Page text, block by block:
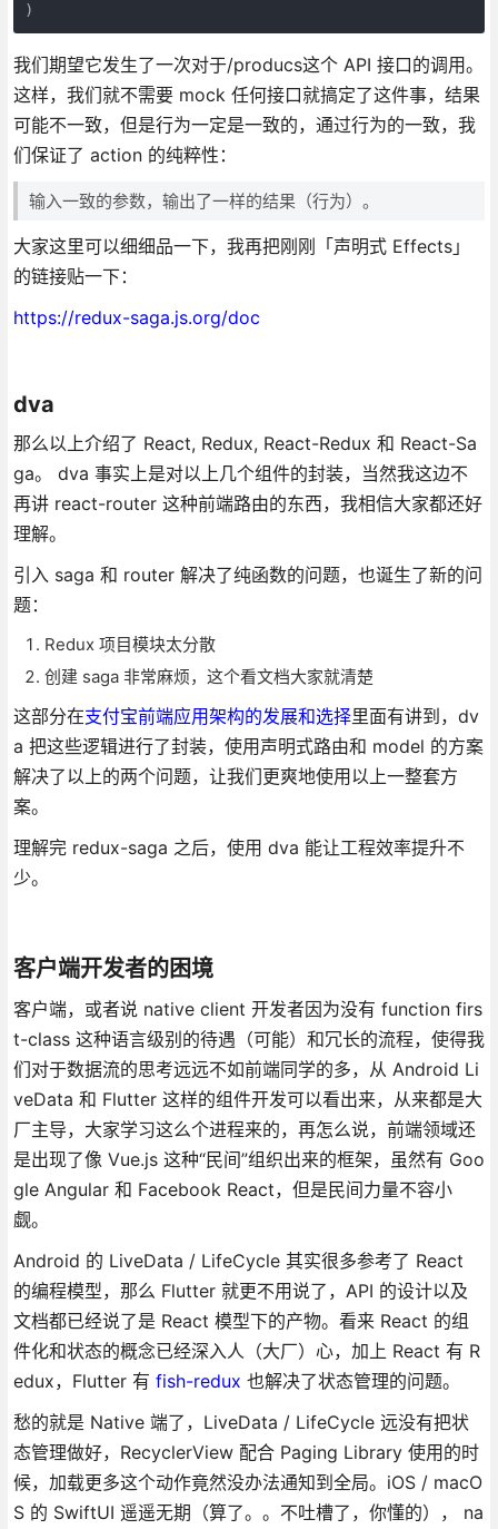
)
我们期望它发生了一次对于/producs这个 API 接口的调用。
这样，我们就不需要 mock 任何接口就搞定了这件事，结果
可能不一致，但是行为一定是一致的，通过行为的一致，我
们保证了 action 的纯粹性：
输入一致的参数，输出了一样的结果（行为）。
大家这里可以细细品一下，我再把刚刚「声明式 Effects」
的链接贴一下：
https://redux-saga.js.org/doc
dva
那么以上介绍了 React, Redux, React-Redux 和 React-Sa
ga。 dva 事实上是对以上几个组件的封装，当然我这边不
再讲 react-router 这种前端路由的东西，我相信大家都还好
理解。
引入 saga 和 router 解决了纯函数的问题，也诞生了新的问
题：
Redux 项目模块太分散
创建 saga 非常麻烦，这个看文档大家就清楚
这部分在支付宝前端应用架构的发展和选择里面有讲到，dv
a 把这些逻辑进行了封装，使用声明式路由和 model 的方案
解决了以上的两个问题，让我们更爽地使用以上一整套方
案。
理解完 redux-saga 之后，使用 dva 能让工程效率提升不
少。
客户端开发者的困境
客户端，或者说 native client 开发者因为没有 function firs
t-class 这种语言级别的待遇（可能）和冗长的流程，使得我
们对于数据流的思考远远不如前端同学的多，从 Android Li
veData 和 Flutter 这样的组件开发可以看出来，从来都是大
厂主导，大家学习这么个进程来的，再怎么说，前端领域还
是出现了像 Vue.js 这种“民间”组织出来的框架，虽然有 Goo
gle Angular 和 Facebook React，但是民间力量不容小
觑。
Android 的 LiveData / LifeCycle 其实很多参考了 React
的编程模型，那么 Flutter 就更不用说了，API 的设计以及
文档都已经说了是 React 模型下的产物。看来 React 的组
件化和状态的概念已经深入人（大厂）心，加上 React 有 R
edux，Flutter 有 fish-redux 也解决了状态管理的问题。
愁的就是 Native 端了，LiveData / LifeCycle 远没有把状
态管理做好，RecyclerView 配合 Paging Library 使用的时
候，加载更多这个动作竟然没办法通知到全局。iOS / macO
S 的 SwiftUI 遥遥无期（算了。。不吐槽了，你懂的）， na